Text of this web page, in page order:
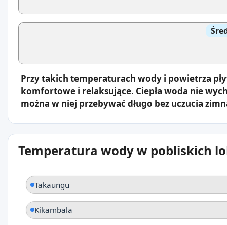
Przy takich temperaturach wody i powietrza
komfortowe i relaksujące. Ciepła woda nie
można w niej przebywać długo bez uczucia
Temperatura wody w pobliskich
Takaungu
Kikambala